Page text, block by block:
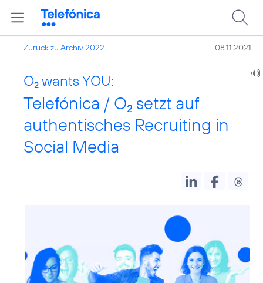
Zurück zu Archiv 2022 08.11.2021
O2 wants YOU:
Telefónica / O2 setzt auf
authentisches Recruiting in
Social Media